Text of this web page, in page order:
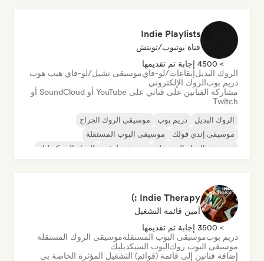
Indie Playlists
قناة يوتيوب/تويتش
> 4500 إجابة تم تقديمها
الروك البديلإيقاعات/لو-فايموسيقى تشيل/لو-فاي هيب هوب
دريم بوبالروك الإلكتروني
مشاركة الفنانين على قناتي على YouTube أو SoundCloud أو
Twitch
الروك البديل دريم بوب
موسيقى الروك الجراج
موسيقى إندي فولك
موسيقى البوب المستقلة
موسيقى الروك المستقلة
موسيقى لوفي الروك السيكديليك
Indie Therapy :)
أمين قائمة التشغيل
> 3500 إجابة تم تقديمها
دريم بوبموسيقى البوب المستقلةموسيقى الروك المستقلة
موسيقى البوب روكالبوب السيكديليك
إضافة فنانين إلى قائمة (قوائم) التشغيل المؤثرة الخاصة بي